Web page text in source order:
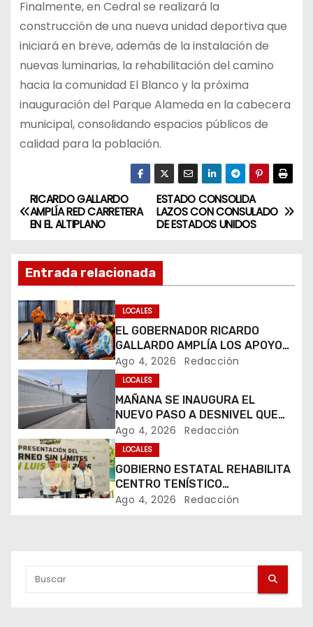
Finalmente, en Cedral se realizará la
construcción de una nueva unidad deportiva que
iniciará en breve, además de la instalación de
nuevas luminarias, la rehabilitación del camino
hacia la comunidad El Blanco y la próxima
inauguración del Parque Alameda en la cabecera
municipal, consolidando espacios públicos de
calidad para la población.
N
a
v
e
g
a
c
i
ó
n
d
ESTADO CONSOLIDA
LAZOS CON CONSULADO
DE ESTADOS UNIDOS
RICARDO GALLARDO
AMPLÍA RED CARRETERA
EN EL ALTIPLANO
Entrada relacionada
LOCALES
EL GOBERNADOR RICARDO
GALLARDO AMPLÍA LOS APOYOS
SOCIALES EN VILLA DE LA PAZ Y
VILLA DE ARISTA
Ago 4, 2026 Redacción
LOCALES
MAÑANA SE INAUGURA EL
NUEVO PASO A DESNIVEL QUE
TRANSFORMARÁ LA MOVILIDAD
EN CIRCUITO POTOSÍ
Ago 4, 2026 Redacción
LOCALES
GOBIERNO ESTATAL REHABILITA
CENTRO TENÍSTICO
TANGAMANGA Y PRESENTA
Ago 4, 2026 Redacción